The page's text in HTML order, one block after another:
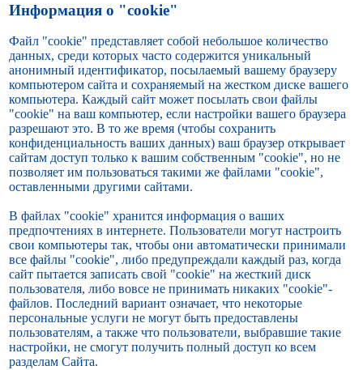
Информация о "cookie"
Файл "cookie" представляет собой небольшое количество
данных, среди которых часто содержится уникальный
анонимный идентификатор, посылаемый вашему браузеру
компьютером сайта и сохраняемый на жестком диске вашего
компьютера. Каждый сайт может посылать свои файлы
"cookie" на ваш компьютер, если настройки вашего браузера
разрешают это. В то же время (чтобы сохранить
конфиденциальность ваших данных) ваш браузер открывает
сайтам доступ только к вашим собственным "cookie", но не
позволяет им пользоваться такими же файлами "cookie",
оставленными другими сайтами.
В файлах "cookie" хранится информация о ваших
предпочтениях в интернете. Пользователи могут настроить
свои компьютеры так, чтобы они автоматически принимали
все файлы "cookie", либо предупреждали каждый раз, когда
сайт пытается записать свой "cookie" на жесткий диск
пользователя, либо вовсе не принимать никаких "cookie"-
файлов. Последний вариант означает, что некоторые
персональные услуги не могут быть предоставлены
пользователям, а также что пользователи, выбравшие такие
настройки, не смогут получить полный доступ ко всем
разделам Сайта.